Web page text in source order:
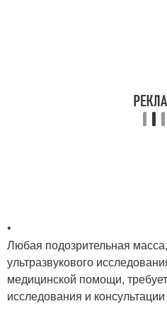
•
Любая подозрительная
ультразвукового
медицинской помощи,
исследования и